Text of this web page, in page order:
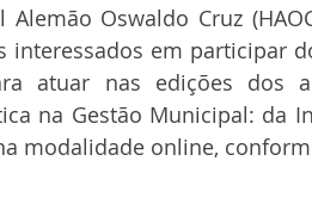
Alemão Oswaldo Cruz
interessados em participar
atuar nas edições dos
na Gestão Municipal: da
modalidade online,